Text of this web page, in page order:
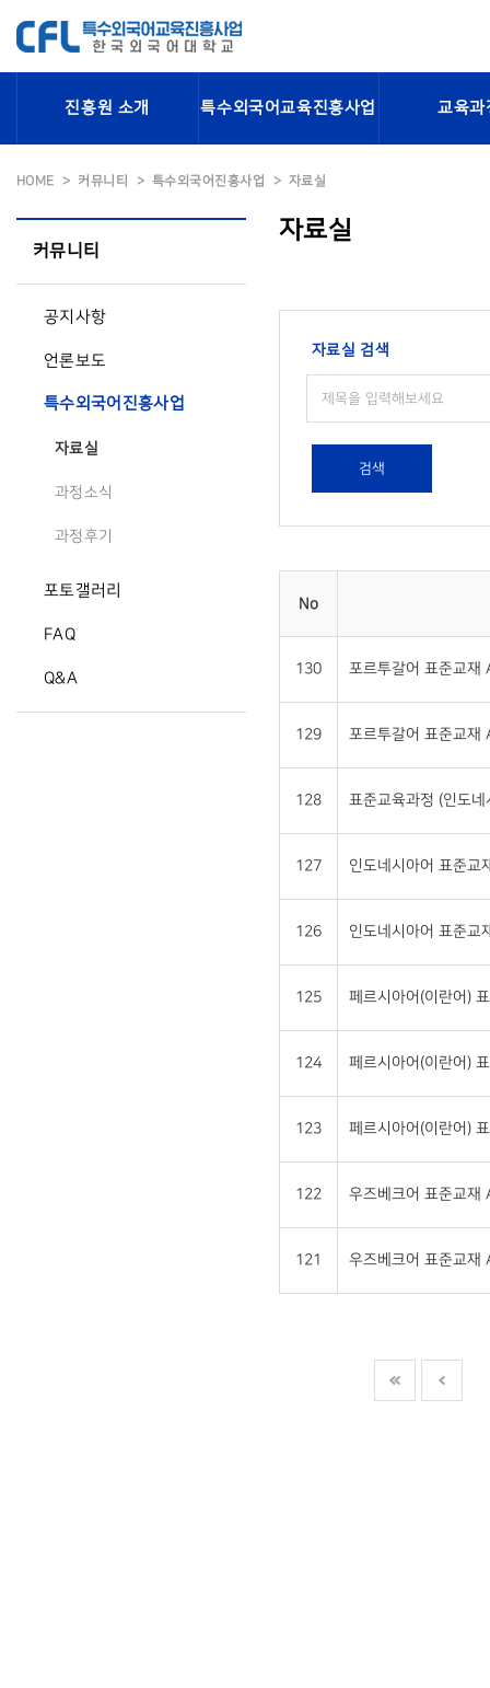
진흥원 소개 특수외국어교육진흥사업 교육과
HOME 커뮤니티 특수외국어진흥사업 자료실
커뮤니티
공지사항
언론보도
특수외국어진흥사업
자료실
과정소식
과정후기
포토갤러리
FAQ
Q&A
자료실
자료실 검색
검색
No
130 포르투갈어 표준교재
129 포르투갈어 표준교재
128 표준교육과정 (인도네
127 인도네시아어 표준교
126 인도네시아어 표준교
125 페르시아어(이란어)
124 페르시아어(이란어)
123 페르시아어(이란어)
122 우즈베크어 표준교재
121 우즈베크어 표준교재